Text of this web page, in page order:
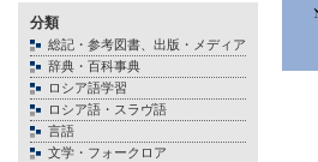
分類
総記・参考図書、出版・メディア
辞典・百科事典
ロシア語学習
ロシア語・スラヴ語
言語
文学・フォークロア